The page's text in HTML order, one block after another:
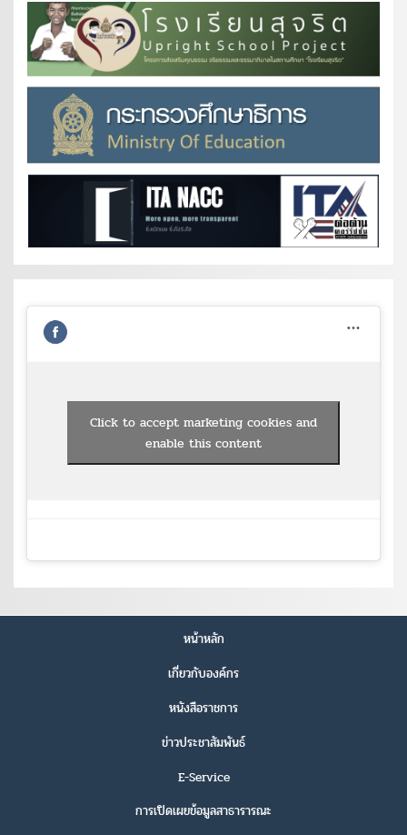
Click to accept marketing cookies and
enable this content
หน้าหลัก
เกี่ยวกับองค์กร
หนังสือราชการ
ข่าวประชาสัมพันธ์
E-Service
การเปิดเผยข้อมูลสาธารารณะ